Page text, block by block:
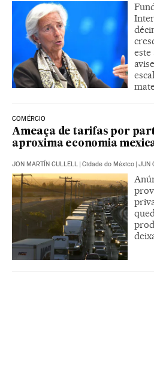
este
COMÉRCIO
Ameaça de tarifas por
aproxima economia
JON MARTÍN CULLELL | Cidade do México | JUN